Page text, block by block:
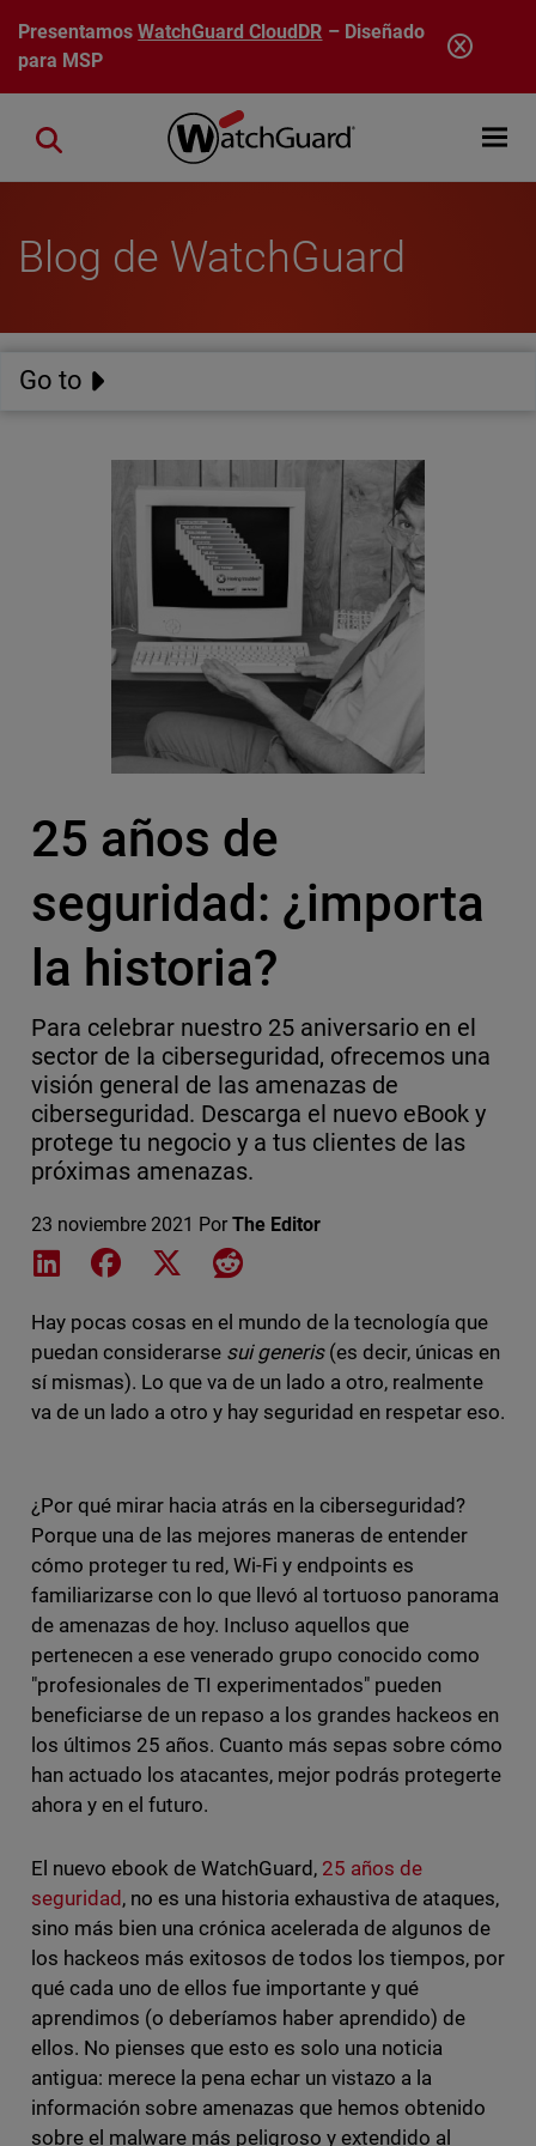
Pasar al contenido principal
PresentamosWatchGuard CloudDR – Diseñado
para MSP
Open
Close search
Blog de WatchGuard
Go to
25 años de
seguridad: ¿importa
la historia?
Para celebrar nuestro 25 aniversario en el
sector de la ciberseguridad, ofrecemos una
visión general de las amenazas de
ciberseguridad. Descarga el nuevo eBook y
protege tu negocio y a tus clientes de las
próximas amenazas.
23 noviembre 2021 Por The Editor
Share on LinkedIn
Share on Facebook
Share on XShare on Reddit
Hay pocas cosas en el mundo de la tecnología que
puedan considerarse sui generis(es decir, únicas en
sí mismas). Lo que va de un lado a otro, realmente
va de un lado a otro y hay seguridad en respetar eso.
¿Por qué mirar hacia atrás en la ciberseguridad?
Porque una de las mejores maneras de entender
cómo proteger tu red, Wi-Fi y endpoints es
familiarizarse con lo que llevó al tortuoso panorama
de amenazas de hoy. Incluso aquellos que
pertenecen a ese venerado grupo conocido como
"profesionales de TI experimentados" pueden
beneficiarse de un repaso a los grandes hackeos en
los últimos 25 años. Cuanto más sepas sobre cómo
han actuado los atacantes, mejor podrás protegerte
ahora y en el futuro.
El nuevo ebook de WatchGuard, 25 años de
seguridad , no es una historia exhaustiva de ataques,
sino más bien una crónica acelerada de algunos de
los hackeos más exitosos de todos los tiempos, por
qué cada uno de ellos fue importante y qué
aprendimos (o deberíamos haber aprendido) de
ellos. No pienses que esto es solo una noticia
antigua: merece la pena echar un vistazo a la
información sobre amenazas que hemos obtenido
sobre el malware más peligroso y extendido al